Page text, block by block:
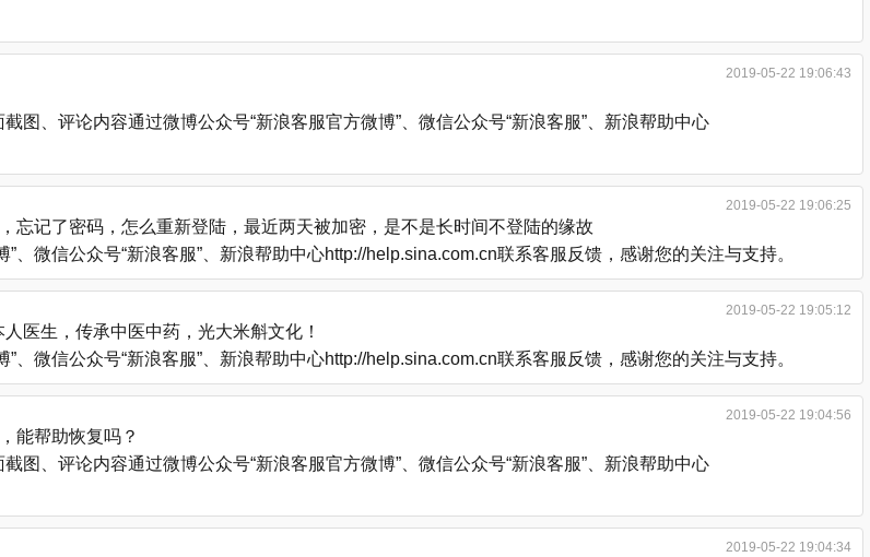
2019-05-22 19:06:43
图、评论内容通过微博公众号“新浪客服官方微博”、微信公众号“新浪客服”、新浪帮助中心
2019-05-22 19:06:25
忘记了密码，怎么重新登陆，最近两天被加密，是不是长时间不登陆的缘故
微信公众号“新浪客服”、新浪帮助中心http://help.sina.com.cn联系客服反馈，感谢您的关注与支持。
2019-05-22 19:05:12
医生，传承中医中药，光大米斛文化！
微信公众号“新浪客服”、新浪帮助中心http://help.sina.com.cn联系客服反馈，感谢您的关注与支持。
2019-05-22 19:04:56
能帮助恢复吗？
图、评论内容通过微博公众号“新浪客服官方微博”、微信公众号“新浪客服”、新浪帮助中心
2019-05-22 19:04:34